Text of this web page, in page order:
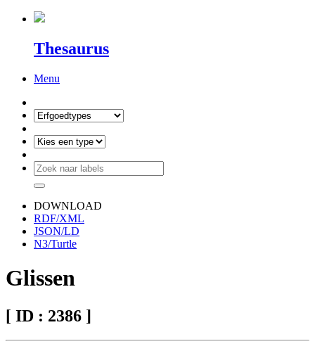
Thesaurus
Menu
DOWNLOAD
RDF/XML
JSON/LD
N3/Turtle
Glissen
[ ID : 2386 ]